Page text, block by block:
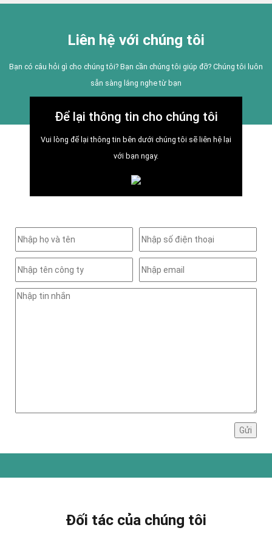
Liên hệ với chúng tôi
Bạn có câu hỏi gì cho chúng tôi? Bạn cần chúng tôi giúp đỡ? Chúng tôi luôn
sẵn sàng lắng nghe từ bạn
Để lại thông tin cho chúng tôi
Vui lòng để lại thông tin bên dưới chúng tôi sẽ liên hệ lại
với bạn ngay.
Đối tác của chúng tôi